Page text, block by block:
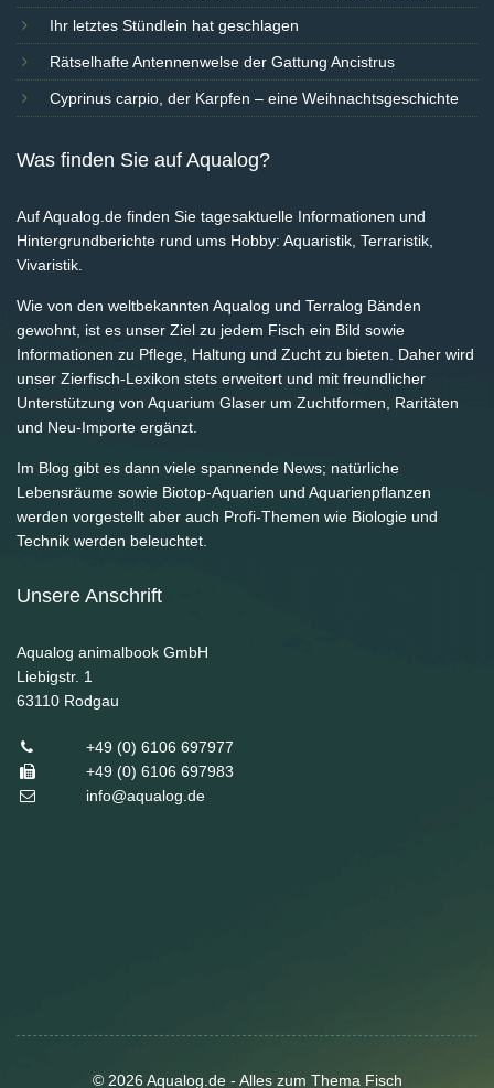
Ihr letztes Stündlein hat geschlagen
Rätselhafte Antennenwelse der Gattung Ancistrus
Cyprinus carpio, der Karpfen – eine Weihnachtsgeschichte
Was finden Sie auf Aqualog?
Auf Aqualog.de finden Sie tagesaktuelle Informationen und
Hintergrundberichte rund ums Hobby: Aquaristik, Terraristik,
Vivaristik.
Wie von den weltbekannten Aqualog und Terralog Bänden
gewohnt, ist es unser Ziel zu jedem Fisch ein Bild sowie
Informationen zu Pflege, Haltung und Zucht zu bieten. Daher wird
unser Zierfisch-Lexikon stets erweitert und mit freundlicher
Unterstützung von Aquarium Glaser um Zuchtformen, Raritäten
und Neu-Importe ergänzt.
Im Blog gibt es dann viele spannende News; natürliche
Lebensräume sowie Biotop-Aquarien und Aquarienpflanzen
werden vorgestellt aber auch Profi-Themen wie Biologie und
Technik werden beleuchtet.
Unsere Anschrift
Aqualog animalbook GmbH
Liebigstr. 1
63110 Rodgau
+49 (0) 6106 697977
+49 (0) 6106 697983
info@aqualog.de
© 2026 Aqualog.de - Alles zum Thema Fisch